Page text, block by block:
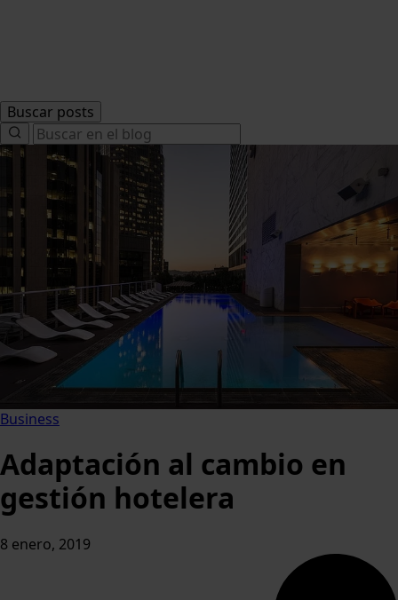
Buscar posts
Search
for:
Business
Adaptación al cambio en
gestión hotelera
8 enero, 2019